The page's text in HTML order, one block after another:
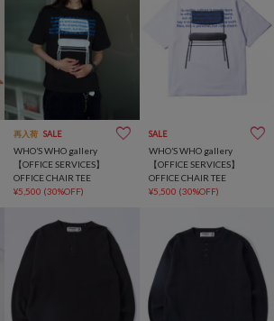
再入荷 SALE
WHO’S WHO gallery
【OFFICE SERVICES】
OFFICE CHAIR TEE
¥5,500 (30%OFF)
SALE
WHO’S WHO gallery
【OFFICE SERVICES】
OFFICE CHAIR TEE
¥5,500 (30%OFF)